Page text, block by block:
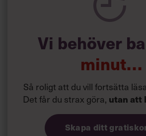
Vi behöver
minut…
Så roligt att du vill fortsätta
Det får du strax göra, utan att
Skapa ditt